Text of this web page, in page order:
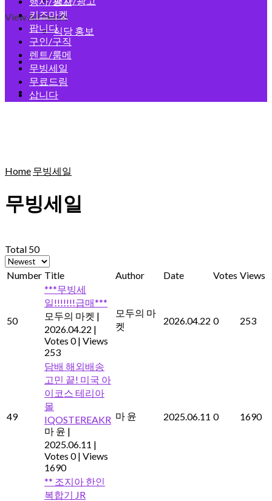
식당 홍보
회원가입
로그인
View All Result
키즈마켓
팝니다
구인/구직
렌트/룸메
무빙세일
무료드림
삽니다
Home 무빙세일
무빙세일
Total 50
Number Title Author Date Votes Views
50
***무빙세
일!!!!!!!급매***
모두의 마켓 |
2026.04.22 |
Votes 0 | Views
253
모두의 마
켓
2026.04.22 0 253
49
담배 해외배송
고민 끝! 미국 아
이코스 테리아
몰
IQOSTEREAKR
마 윤 |
2025.06.11 |
Votes 0 | Views
1690
마 윤 2025.06.11 0 1690
** 조지아 한인
복합기 JR